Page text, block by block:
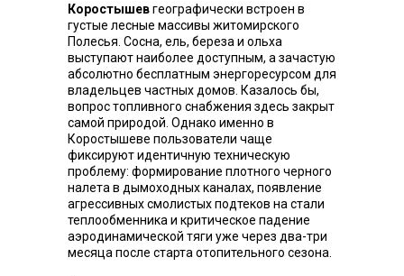
Коростышевгеографически встроен в
густые лесные массивы житомирского
Полесья. Сосна, ель, береза ​​и ольха
выступают наиболее доступным, а зачастую
абсолютно бесплатным энергоресурсом для
владельцев частных домов. Казалось бы,
вопрос топливного снабжения здесь закрыт
самой природой. Однако именно в
Коростышеве пользователи чаще
фиксируют идентичную техническую
проблему: формирование плотного черного
налета в дымоходных каналах, появление
агрессивных смолистых подтеков на стали
теплообменника и критическое падение
аэродинамической тяги уже через два-три
месяца после старта отопительного сезона.